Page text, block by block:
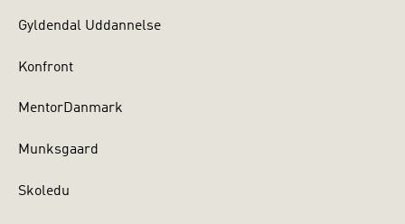
Gyldendal Uddannelse
Konfront
MentorDanmark
Munksgaard
Skoledu